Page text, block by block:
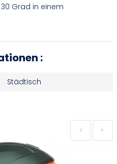
Grad in einem
:
Städtisch